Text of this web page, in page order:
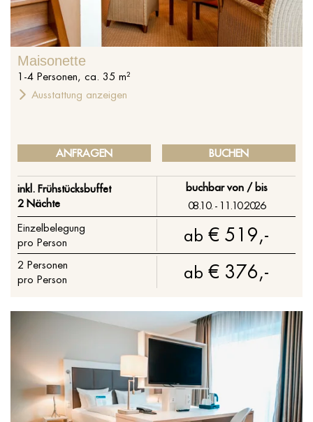
Maisonette
1 -4 Personen, ca. 35 m²
Ausstattung anzeigen
ANFRAGEN BUCHEN
inkl. Frühstücksbuffet
2 Nächte
buchbar von / bis
08.10. - 11.10.2026
Einzelbelegung
pro Person
ab € 519,-
2 Personen
pro Person
ab € 376,-